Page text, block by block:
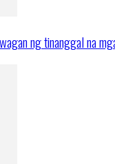
ng tinanggal na